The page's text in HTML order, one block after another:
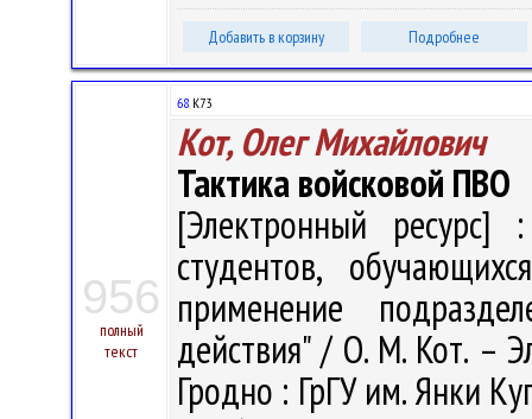
Добавить в корзину Подробнее
956
полный
текст
68 К73
Кот, Олег Михайлович
Тактика войсковой ПВО
[Электронный ресурс]
студентов,
применение
действия" / О. М. Кот. –
Гродно : ГрГУ им. Янки